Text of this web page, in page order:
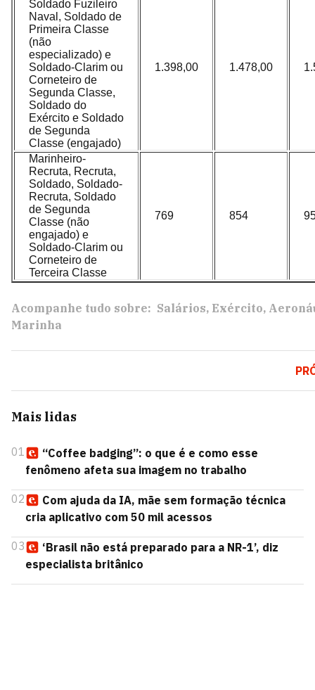
Soldado Fuzileiro
Naval, Soldado de
Primeira Classe
(não
especializado) e
Soldado-Clarim ou
Corneteiro de
Segunda Classe,
Soldado do
Exército e Soldado
de Segunda
Classe (engajado)
1.398,00 1.478,00
Marinheiro-
Recruta, Recruta,
Soldado, Soldado-
Recruta, Soldado
de Segunda
Classe (não
engajado) e
Soldado-Clarim ou
Corneteiro de
Terceira Classe
769 854
Acompanhe tudo sobre: Salários Exército
Marinha
Mais lidas
01
“Coffee badging”: o que é e como esse
fenômeno afeta sua imagem no trabalho
02
Com ajuda da IA, mãe sem formação técnica
cria aplicativo com 50 mil acessos
03
‘Brasil não está preparado para a NR-1’, diz
especialista britânico